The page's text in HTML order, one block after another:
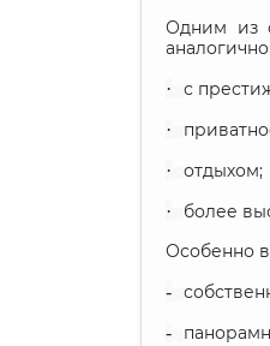
Одним из
· с
·
· отдыхом;
·
более
Особенно
-
-